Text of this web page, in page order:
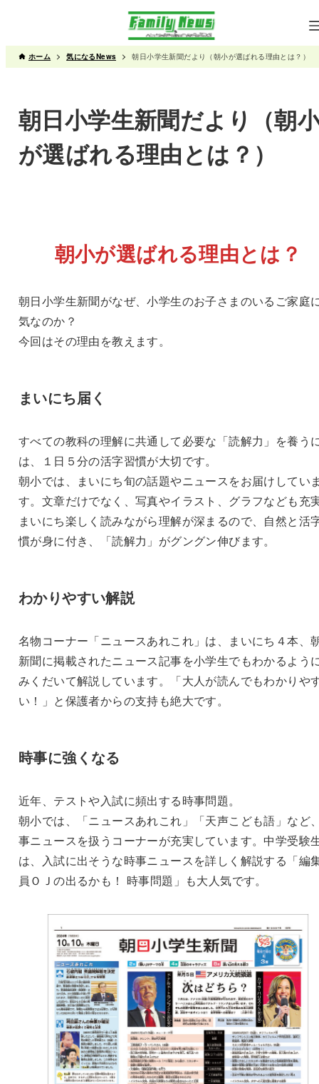
ホーム 気になるNews 朝日小学生新聞だより（朝小が選ばれる理由とは？）
朝日小学生新聞だより（朝
が選ばれる理由とは？）
朝小が選ばれる理由とは？
朝日小学生新聞がなぜ、小学生のお子さまのいるご家庭
気なのか？
今回はその理由を教えます。
まいにち届く
すべての教科の理解に共通して必要な「読解力」を養う
は、１日５分の活字習慣が大切です。
朝小では、まいにち旬の話題やニュースをお届けしてい
す。文章だけでなく、写真やイラスト、グラフなども充
まいにち楽しく読みながら理解が深まるので、自然と活
慣が身に付き、「読解力」がグングン伸びます。
わかりやすい解説
名物コーナー「ニュースあれこれ」は、まいにち４本、
新聞に掲載されたニュース記事を小学生でもわかるよう
みくだいて解説しています。「大人が読んでもわかりや
い！」と保護者からの支持も絶大です。
時事に強くなる
近年、テストや入試に頻出する時事問題。
朝小では、「ニュースあれこれ」「天声こども語」など
事ニュースを扱うコーナーが充実しています。中学受験
は、入試に出そうな時事ニュースを詳しく解説する「編
員ＯＪの出るかも！ 時事問題」も大人気です。